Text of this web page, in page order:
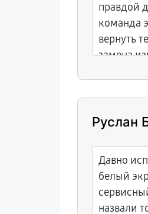
правдой
команда
вернуть
замена
Руслан
Давно
белый
назвали